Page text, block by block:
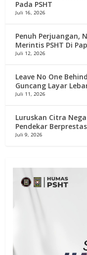
Pada PSHT
Juli 16, 2026
Penuh Perjuangan,
Merintis PSHT Di
Juli 12, 2026
Leave No One
Guncang Layar
Juli 11, 2026
Luruskan Citra
Pendekar
Juli 9, 2026